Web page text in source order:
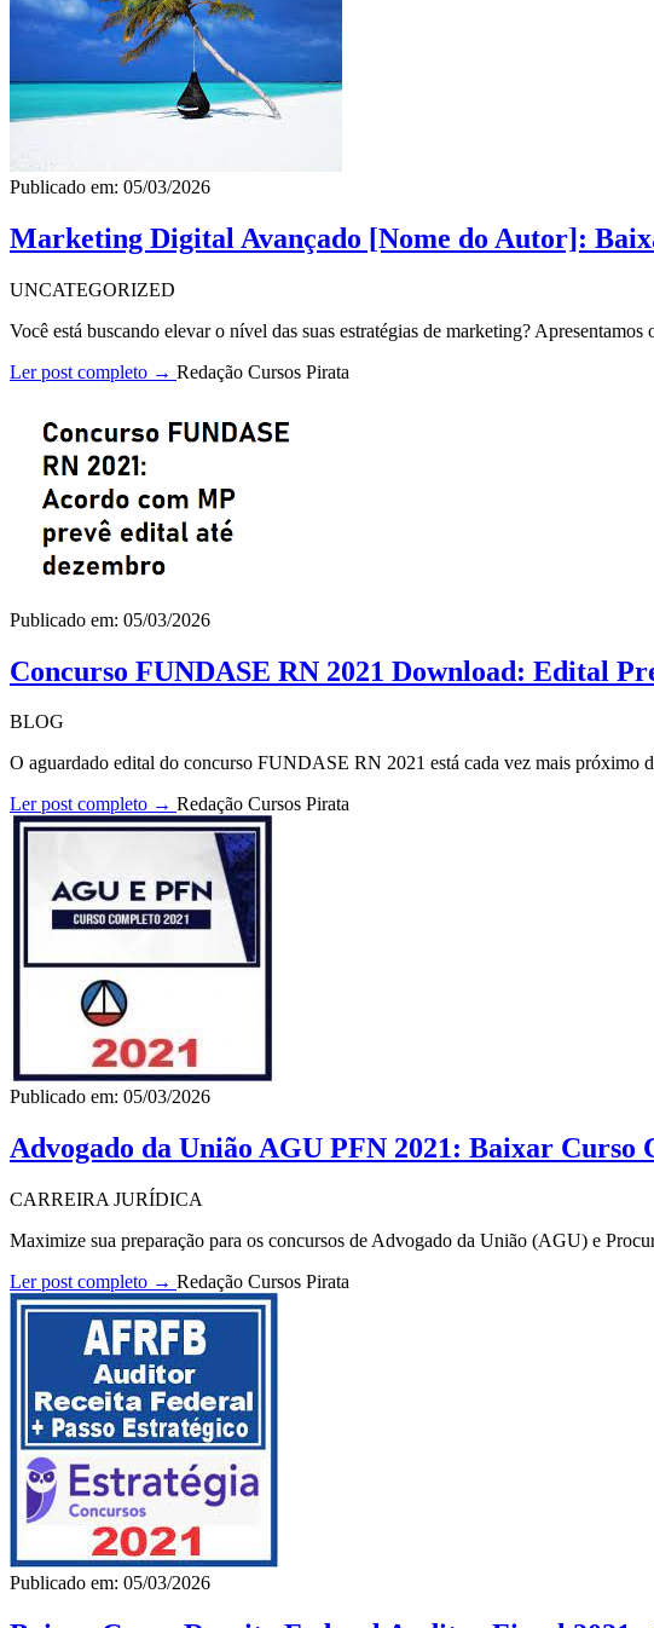
Publicado em: 05/03/2026
Marketing Digital Avançado [Nome do Autor]:
UNCATEGORIZED
Você está buscando elevar o nível das suas estratégias de marketing?
Ler post completo → Redação Cursos Pirata
Publicado em: 05/03/2026
Concurso FUNDASE RN 2021 Download: Edital
BLOG
O aguardado edital do concurso FUNDASE RN 2021 está cada vez mais próximo
Ler post completo → Redação Cursos Pirata
Publicado em: 05/03/2026
Advogado da União AGU PFN 2021: Baixar Curso
CARREIRA JURÍDICA
Maximize sua preparação para os concursos de Advogado da União (AGU) e
Ler post completo → Redação Cursos Pirata
Publicado em: 05/03/2026